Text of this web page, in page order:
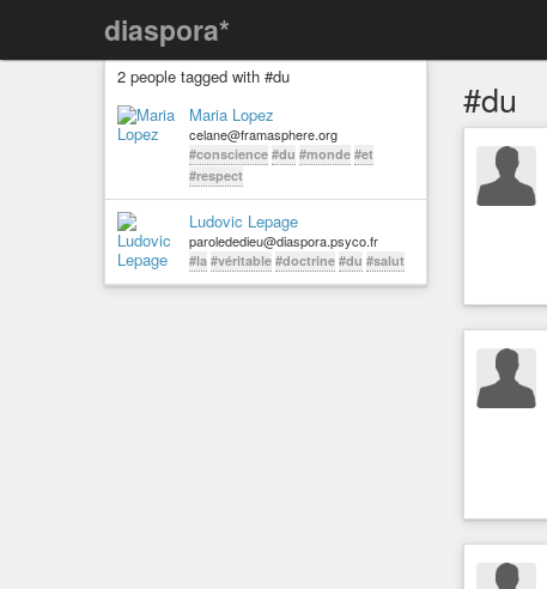
diaspora*
2 people tagged with #du
Maria Lopez
celane@framasphere.org
#conscience #du #monde #et
#respect
Ludovic Lepage
parolededieu@diaspora.psyco.fr
#la #véritable #doctrine #du #salut
#du